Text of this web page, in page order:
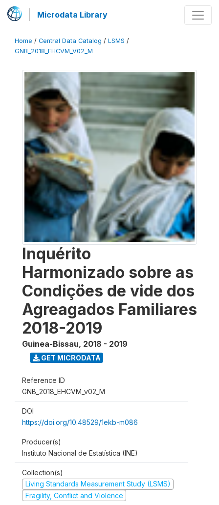
Microdata Library
Home / Central Data Catalog / LSMS /
GNB_2018_EHCVM_V02_M
Inquérito
Harmonizado sobre as
Condiçöes de vide dos
Agreagados Familiares
2018-2019
Guinea-Bissau, 2018 - 2019
GET MICRODATA
Reference ID
GNB_2018_EHCVM_v02_M
DOI
https://doi.org/10.48529/1ekb-m086
Producer(s)
Instituto Nacional de Estatística (INE)
Collection(s)
Living Standards Measurement Study (LSMS)
Fragility, Conflict and Violence